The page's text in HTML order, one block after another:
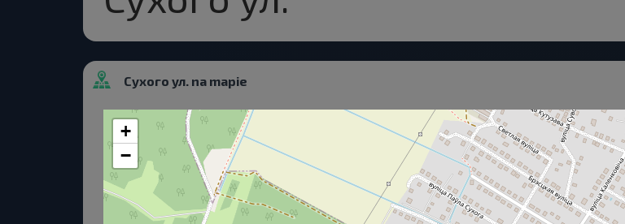
Сухого ул. na mapie
+
−